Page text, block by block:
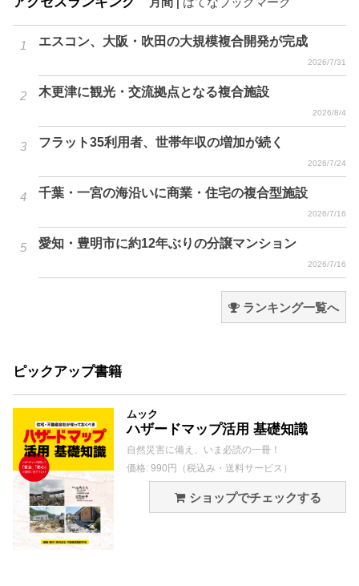
エスコン、大阪・吹田の大規模複合開発が完成
2026/7/31
木更津に観光・交流拠点となる複合施設
2026/8/4
フラット35利用者、世帯年収の増加が続く
2026/7/24
千葉・一宮の海沿いに商業・住宅の複合型施設
2026/7/16
愛知・豊明市に約12年ぶりの分譲マンション
2026/7/16
ランキング一覧へ
ピックアップ書籍
ムック
ハザードマップ活用 基礎知識
自然災害に備え、いま必読の一冊！
価格: 990円（税込み・送料サービス）
ショップでチェックする